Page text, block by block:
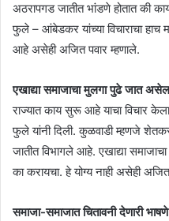
अठरापगड जातीत भांडणे होतात की
फुले – आंबेडकर यांच्या विचाराचा हाच
आहे असेही अजित पवार म्हणाले.
एखाद्या समाजाचा मुलगा पुढे जात
राज्यात काय सुरू आहे याचा विचार केला
फुले यांनी दिली. कुळवाडी म्हणजे
जातीत विभागले आहे. एखाद्या
का करायचा. हे योग्य नाही असेही
समाजा-समाजात चितावनी देणारी